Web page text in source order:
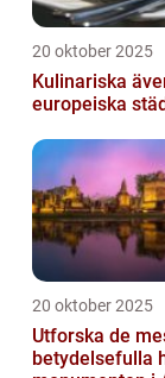
20 oktober 2025
Kulinariska
europeiska
20 oktober 2025
Utforska de
betydelsefulla